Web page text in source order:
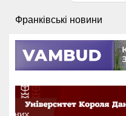
Франківські новини